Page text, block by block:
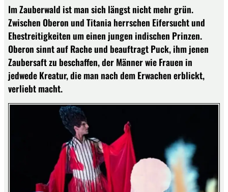
Im Zauberwald ist man sich längst nicht mehr grün.
Zwischen Oberon und Titania herrschen Eifersucht und
Ehestreitigkeiten um einen jungen indischen Prinzen.
Oberon sinnt auf Rache und beauftragt Puck, ihm jenen
Zaubersaft zu beschaffen, der Männer wie Frauen in
jedwede Kreatur, die man nach dem Erwachen erblickt,
verliebt macht.